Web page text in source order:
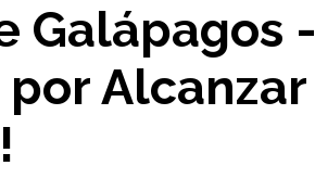
Galápagos -
por Alcanzar